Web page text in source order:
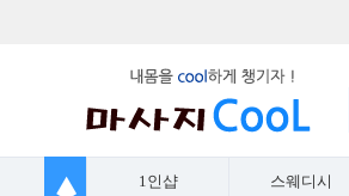
1인샵 스웨디시